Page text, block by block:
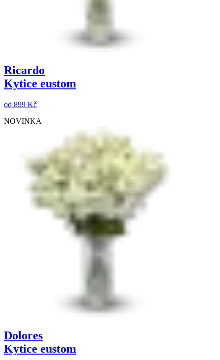
Ricardo
Kytice eustom
od 899 Kč
NOVINKA
Dolores
Kytice eustom